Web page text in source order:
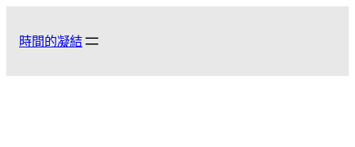
時間的凝結